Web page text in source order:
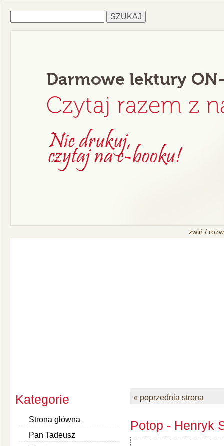
zwiń /
Kategorie
Strona główna
Pan Tadeusz
« poprzednia strona
Potop - Henryk